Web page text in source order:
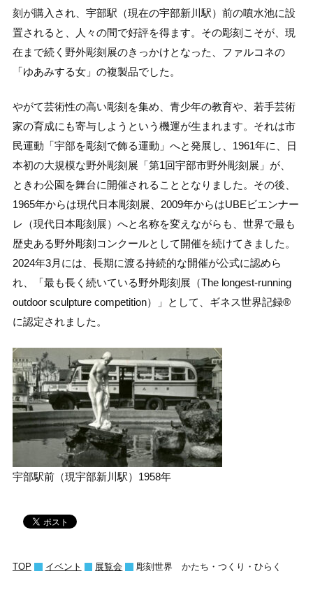
刻が購入され、宇部駅（現在の宇部新川駅）前の噴水池に設
置されると、人々の間で好評を得ます。その彫刻こそが、現
在まで続く野外彫刻展のきっかけとなった、ファルコネの
「ゆあみする女」の複製品でした。
やがて芸術性の高い彫刻を集め、青少年の教育や、若手芸術
家の育成にも寄与しようという機運が生まれます。それは市
民運動「宇部を彫刻で飾る運動」へと発展し、1961年に、日
本初の大規模な野外彫刻展「第1回宇部市野外彫刻展」が、
ときわ公園を舞台に開催されることとなりました。その後、
1965年からは現代日本彫刻展、2009年からはUBEビエンナー
レ（現代日本彫刻展）へと名称を変えながらも、世界で最も
歴史ある野外彫刻コンクールとして開催を続けてきました。
2024年3月には、長期に渡る持続的な開催が公式に認めら
れ、「最も長く続いている野外彫刻展（The longest-running
outdoor sculpture competition）」として、ギネス世界記録®
に認定されました。
宇部駅前（現宇部新川駅）1958年
TOP イベント 展覧会 彫刻世界 かたち・つくり・ひらく